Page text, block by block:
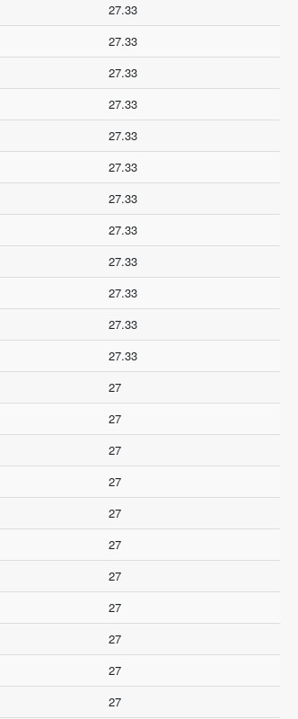
27.33
27.33
27.33
27.33
27.33
27.33
27.33
27.33
27.33
27.33
27.33
27.33
27
27
27
27
27
27
27
27
27
27
27